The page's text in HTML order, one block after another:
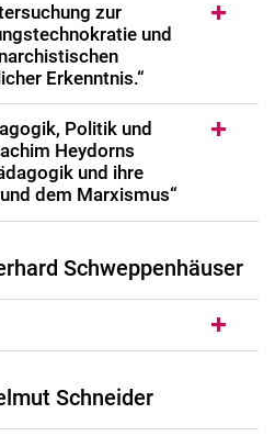
zur
und
Erkenntnis.“
Politik und
Heydorns
und ihre
dem Marxismus“
Schweppenhäuser
Schneider